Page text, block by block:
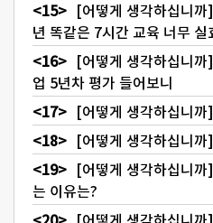
[어떻게 생각하십니
년 똑같은 7시간 교육 너무
[어떻게 생각하십니
업 5년차 평가 들어보니
[어떻게 생각하십니
[어떻게 생각하십니까
[어떻게 생각하십니
는 이유는?